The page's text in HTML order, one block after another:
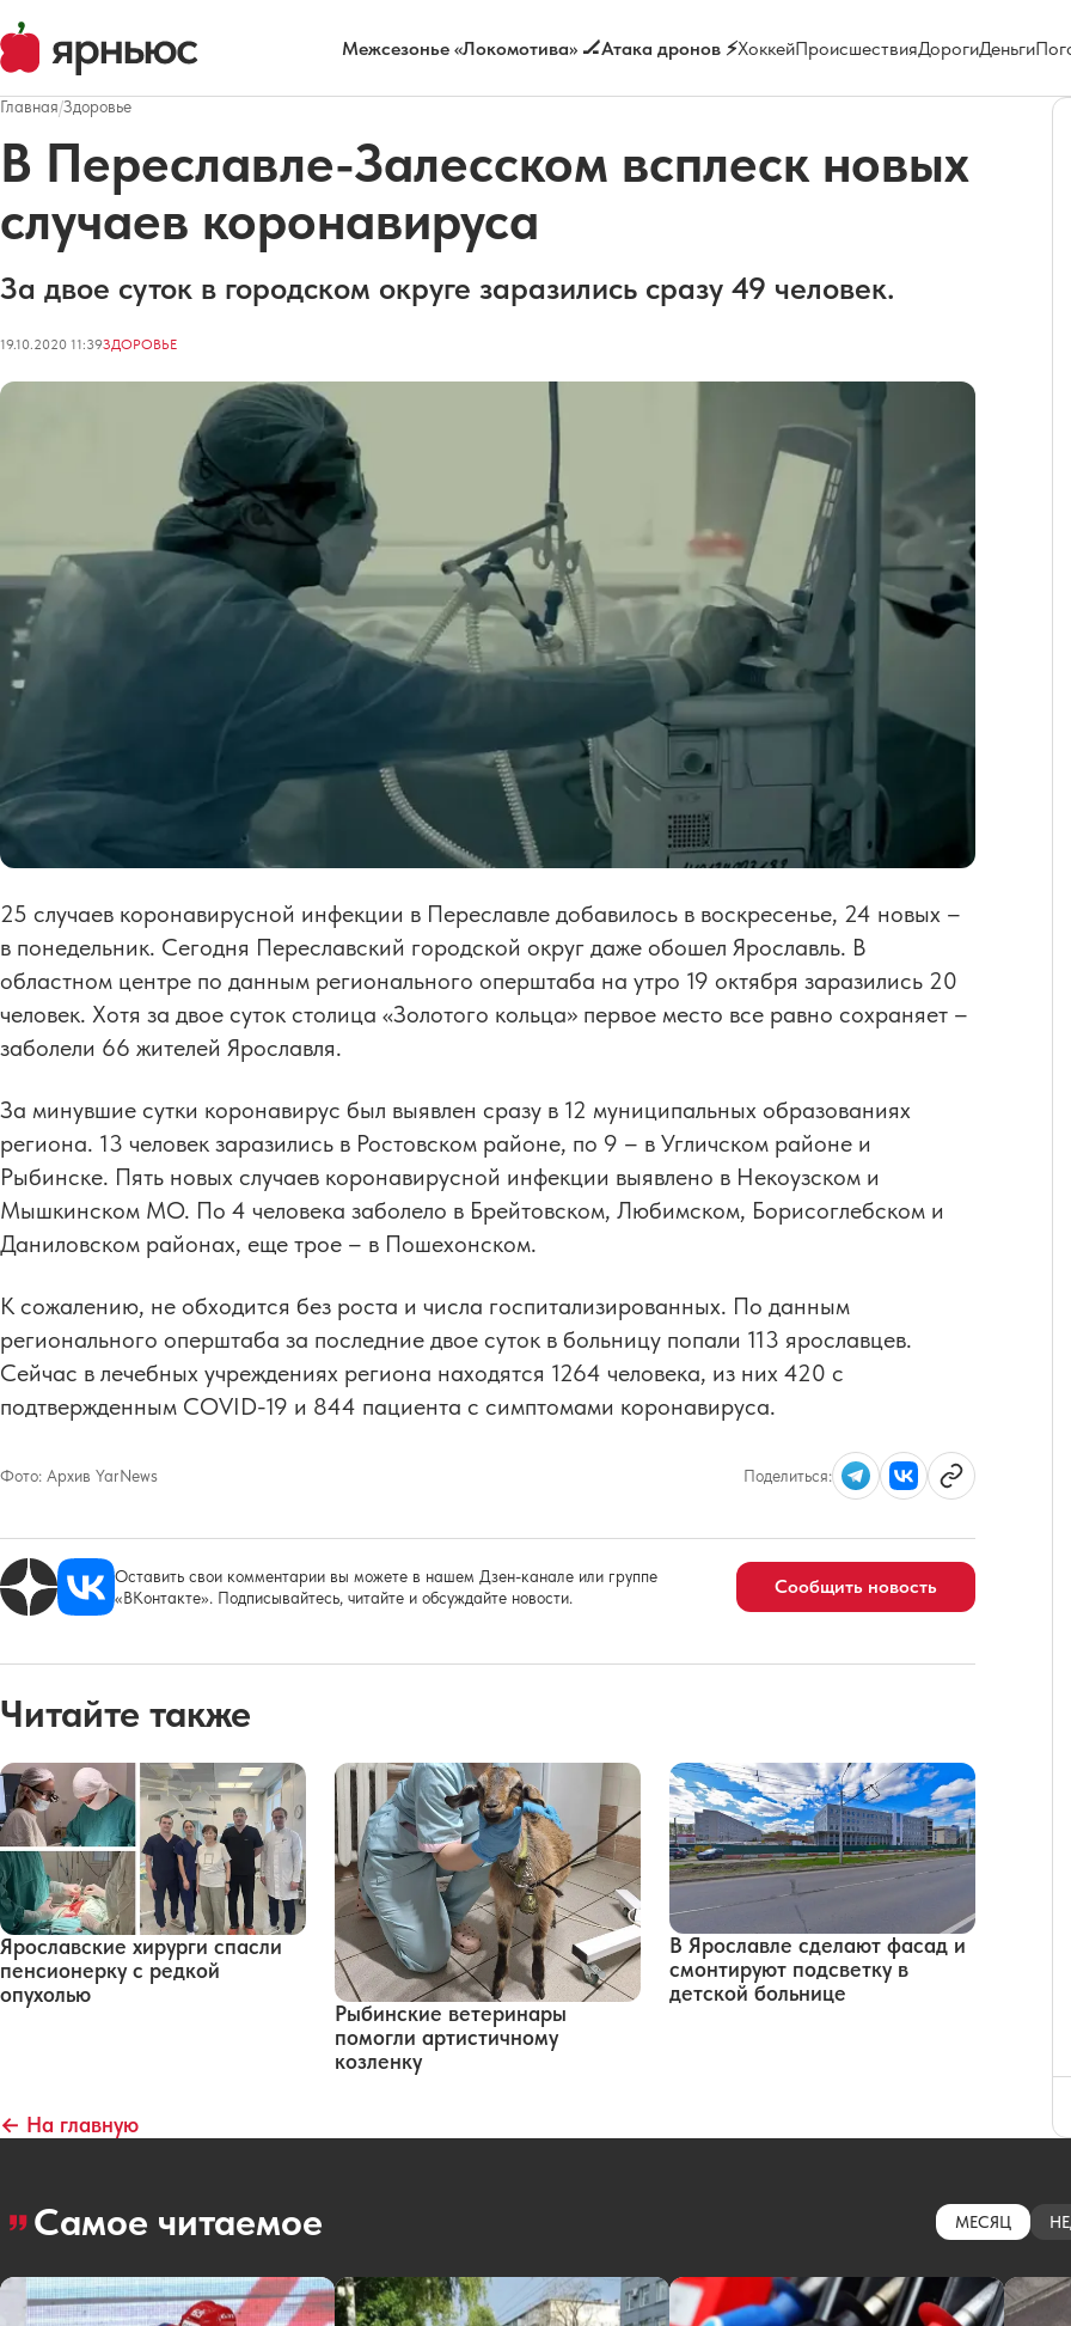
Межсезонье «Локомотива» 🏒Атака дронов ⚡ХоккейПроисшествияДорогиДеньги
Главная/Здоровье
В Переславле-Залесском всплеск новых
случаев коронавируса
За двое суток в городском округе заразились сразу 49 человек.
19.10.2020 11:39ЗДОРОВЬЕ
25 случаев коронавирусной инфекции в Переславле добавилось в воскресенье, 24 новых –
в понедельник. Сегодня Переславский городской округ даже обошел Ярославль. В
областном центре по данным регионального оперштаба на утро 19 октября заразились 20
человек. Хотя за двое суток столица «Золотого кольца» первое место все равно сохраняет –
заболели 66 жителей Ярославля.
За минувшие сутки коронавирус был выявлен сразу в 12 муниципальных образованиях
региона. 13 человек заразились в Ростовском районе, по 9 – в Угличском районе и
Рыбинске. Пять новых случаев коронавирусной инфекции выявлено в Некоузском и
Мышкинском МО. По 4 человека заболело в Брейтовском, Любимском, Борисоглебском и
Даниловском районах, еще трое – в Пошехонском.
К сожалению, не обходится без роста и числа госпитализированных. По данным
регионального оперштаба за последние двое суток в больницу попали 113 ярославцев.
Сейчас в лечебных учреждениях региона находятся 1264 человека, из них 420 с
подтвержденным COVID-19 и 844 пациента с симптомами коронавируса.
Фото: Архив YarNews Поделиться:
Оставить свои комментарии вы можете в нашем Дзен-канале или группе
«ВКонтакте». Подписывайтесь, читайте и обсуждайте новости.
Сообщить новость
Читайте также
Ярославские хирурги спасли
пенсионерку с редкой
опухолью
Рыбинские ветеринары
помогли артистичному
козленку
В Ярославле сделают фасад и
смонтируют подсветку в
детской больнице
← На главную
Самое читаемое МЕСЯЦ